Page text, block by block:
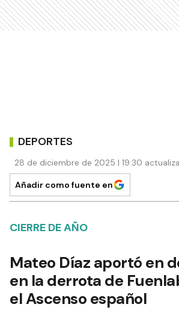
DEPORTES
28 de diciembre de 2025 | 19:30
Añadir como fuente en
CIERRE DE AÑO
Mateo Díaz aportó en
en la derrota de
el Ascenso español